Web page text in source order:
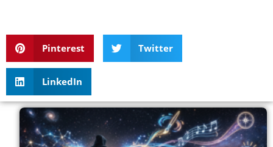
Pinterest Twitter
LinkedIn